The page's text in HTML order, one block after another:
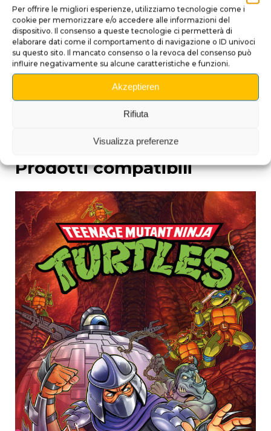
Per offrire le migliori esperienze, utilizziamo tecnologie come i
cookie per memorizzare e/o accedere alle informazioni del
dispositivo. Il consenso a queste tecnologie ci permetterà di
elaborare dati come il comportamento di navigazione o ID univoci
su questo sito. Il mancato consenso o la revoca del consenso può
influire negativamente su alcune caratteristiche e funzioni.
Akzeptieren
Rifiuta
Visualizza preferenze
Ogni pezzo è dipinto a mano, quindi leggere variazioni
di colore e texture rendono ogni esemplare unico.
Porta l’energia delle Tartarughe Ninja nel tuo
flipper con questo Lancia-Palline 3D Walkie-Talkie
e vivi ogni partita come un’avventura a New York!
Prodotti compatibili